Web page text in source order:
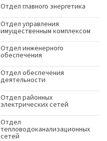
Отдел главного энергетика
Отдел управления
имущественным комплексом
Отдел инженерного
обеспечения
Отдел обеспечения
деятельности
Отдел районных
электрических сетей
Отдел
тепловодоканализационных
сетей